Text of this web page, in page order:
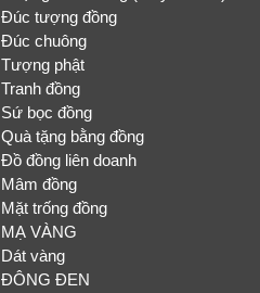
Đúc tượng đồng
Đúc chuông
Tượng phật
Tranh đồng
Sứ bọc đồng
Quà tặng bằng đồng
Đồ đồng liên doanh
Mâm đồng
Mặt trống đồng
MẠ VÀNG
Dát vàng
ĐÔNG ĐEN